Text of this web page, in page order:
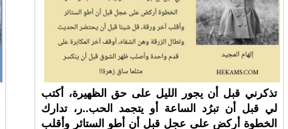
تذكرني قبل أن يجور الليل على حق الظهيرة، أكتب
لي قبل أن تبرُد الساعة أو يتجمد الحب..ر، تدارك
الخطوة أركض على عجل قبل أن أطوِ الستائر وأقلب